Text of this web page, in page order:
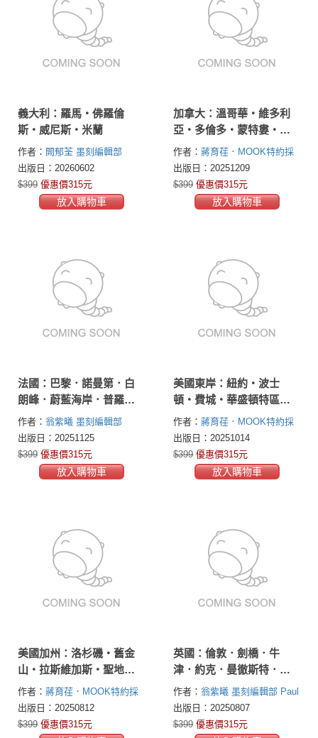
義大利：羅馬‧佛羅倫
斯‧威尼斯‧米蘭
作者： 闕郁荃 墨刻編輯部
出版日：20260602
$399 優惠價315元
放入購物車
加拿大：溫哥華‧維多利
亞‧多倫多‧蒙特婁‧惠
斯勒‧尼加拉瀑布‧渥太
華‧魁北克市
作者： 蔣育荏．MOOK特約採
訪編輯
出版日：20251209
$399 優惠價315元
放入購物車
法國：巴黎．諾曼第．白
朗峰．蔚藍海岸．普羅旺
斯
作者： 翁紫曦 墨刻編輯部
出版日：20251125
$399 優惠價315元
放入購物車
美國東岸：紐約‧波士
頓‧費城‧華盛頓特區‧
尼加拉瀑布
作者： 蔣育荏．MOOK特約採
訪編輯
出版日：20251014
$399 優惠價315元
放入購物車
美國加州：洛杉磯‧舊金
山‧拉斯維加斯‧聖地牙
哥‧優勝美地‧納帕
作者： 蔣育荏．MOOK特約採
訪編輯 墨刻編輯部
出版日：20250812
$399 優惠價315元
英國：倫敦．劍橋．牛
津．約克．曼徹斯特．愛
丁堡
作者： 翁紫曦 墨刻編輯部 Paul
Chi
出版日：20250807
$399 優惠價315元